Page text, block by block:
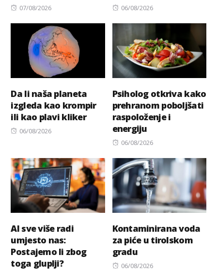
Posted
07/08/2026
Posted
06/08/2026
Da li naša planeta
izgleda kao krompir
ili kao plavi kliker
Posted
06/08/2026
Psiholog otkriva kako
prehranom poboljšati
raspoloženje i
energiju
Posted
06/08/2026
AI sve više radi
umjesto nas:
Postajemo li zbog
toga gluplji?
Kontaminirana voda
za piće u tirolskom
gradu
Posted
06/08/2026